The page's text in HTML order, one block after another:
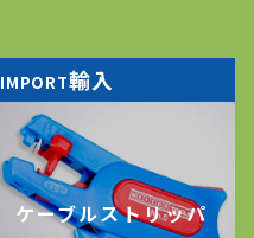
IMPORT輸入
ケーブルストリッパ